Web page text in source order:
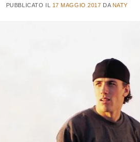
PUBBLICATO IL 17 MAGGIO 2017 DA NATY